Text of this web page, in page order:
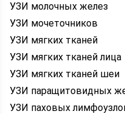
УЗИ молочных желез
УЗИ мочеточников
УЗИ мягких тканей
УЗИ мягких тканей лица
УЗИ мягких тканей шеи
УЗИ паращитовидных
УЗИ паховых